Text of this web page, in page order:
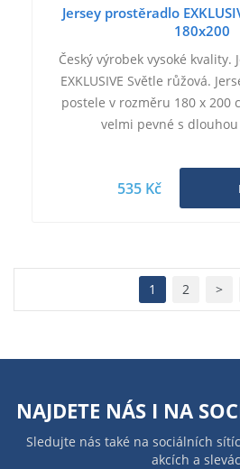
Jersey prostěradlo
180x200
Český výrobek vysoké kvality.
EXKLUSIVE Světle růžová.
postele v rozměru 180 x 200
velmi pevné s
535 Kč
1 2 >
NAJDETE NÁS I NA
Sledujte nás také na sociálních
akcích a